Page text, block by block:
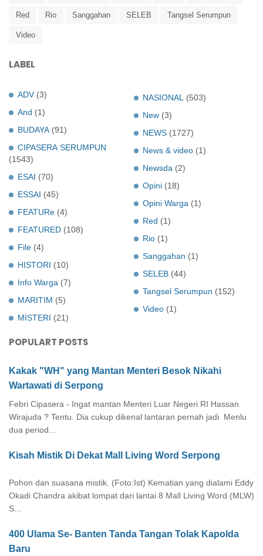
Red Rio Sanggahan SELEB Tangsel Serumpun
Video
LABEL
ADV (3)
And (1)
BUDAYA (91)
CIPASERA SERUMPUN
(1543)
ESAI (70)
ESSAI (45)
FEATURe (4)
FEATURED (108)
File (4)
HISTORI (10)
Info Warga (7)
MARITIM (5)
MISTERI (21)
NASIONAL
(503)
New (3)
NEWS (1727)
News & video (1)
Newsda (2)
Opini (18)
Opini Warga (1)
Red (1)
Rio (1)
Sanggahan (1)
SELEB (44)
Tangsel Serumpun (152)
Video (1)
POPULART POSTS
Kakak "WH" yang Mantan Menteri Besok Nikahi
Wartawati di Serpong
Febri Cipasera - Ingat mantan Menteri Luar Negeri RI Hassan
Wirajuda ? Tentu. Dia cukup dikenal lantaran pernah jadi Menlu
dua period...
Kisah Mistik Di Dekat Mall Living Word Serpong
Pohon dan suasana mistik. (Foto:Ist) Kematian yang dialami Eddy
Okadi Chandra akibat lompat dari lantai 8 Mall Living Word (MLW)
S...
400 Ulama Se- Banten Tanda Tangan Tolak Kapolda
Baru